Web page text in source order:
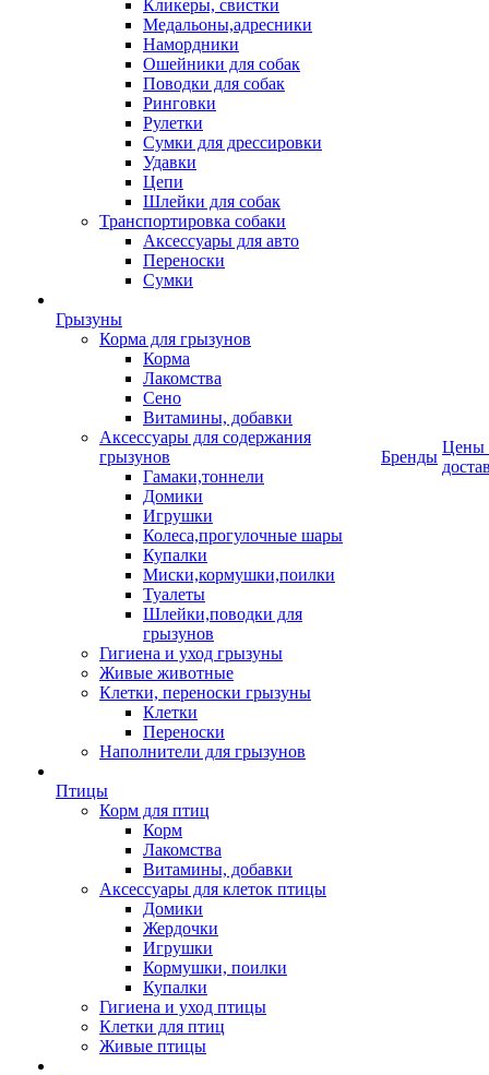
Кликеры, свистки
Медальоны,адресники
Намордники
Ошейники для собак
Поводки для собак
Ринговки
Рулетки
Сумки для дрессировки
Удавки
Цепи
Шлейки для собак
Транспортировка собаки
Аксессуары для авто
Переноски
Сумки
Грызуны
Корма для грызунов
Корма
Лакомства
Сено
Витамины, добавки
Аксессуары для содержания
грызунов
Гамаки,тоннели
Домики
Игрушки
Колеса,прогулочные шары
Купалки
Миски,кормушки,поилки
Туалеты
Шлейки,поводки для
грызунов
Гигиена и уход грызуны
Живые животные
Клетки, переноски грызуны
Клетки
Переноски
Наполнители для грызунов
Птицы
Корм для птиц
Корм
Лакомства
Витамины, добавки
Аксессуары для клеток птицы
Домики
Жердочки
Игрушки
Кормушки, поилки
Купалки
Гигиена и уход птицы
Клетки для птиц
Живые птицы
Бренды
Цены